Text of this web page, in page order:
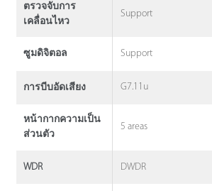
ตรวจจับการ
เคลื่อนไหว
Support
ซูมดิจิตอล Support
การบีบอัดเสียง G7.11u
หน้ากากความเป็น
ส่วนตัว
5 areas
WDR DWDR